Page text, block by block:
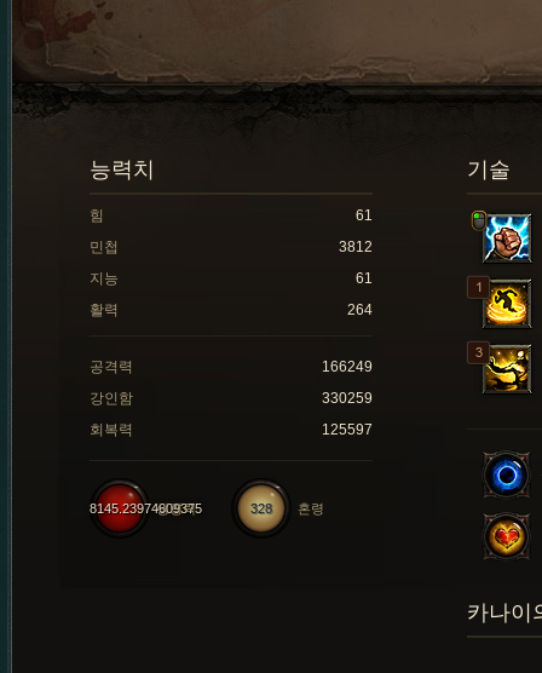
기술
능력치
힘
61
민첩
3812
지능
61
활력
264
공격력
166249
강인함
330259
회복력
125597
328 혼령
8145.23974609375
생명력
카나이